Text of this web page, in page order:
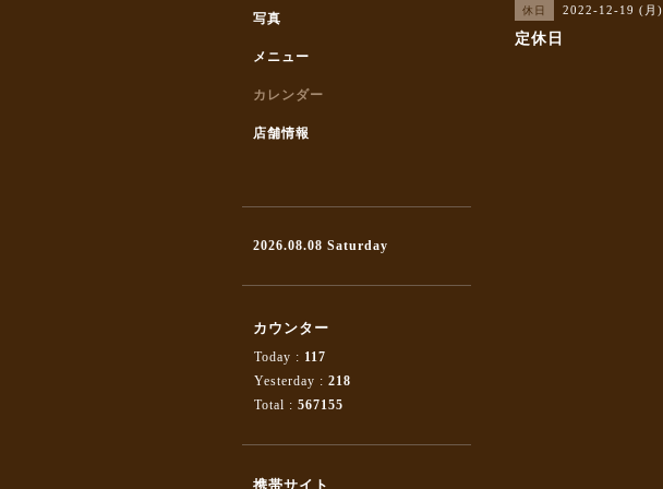
休日 2022-12-19 (月)
定休日
写真
メニュー
カレンダー
店舗情報
2026.08.08 Saturday
カウンター
Today : 117
Yesterday : 218
Total : 567155
携帯サイト